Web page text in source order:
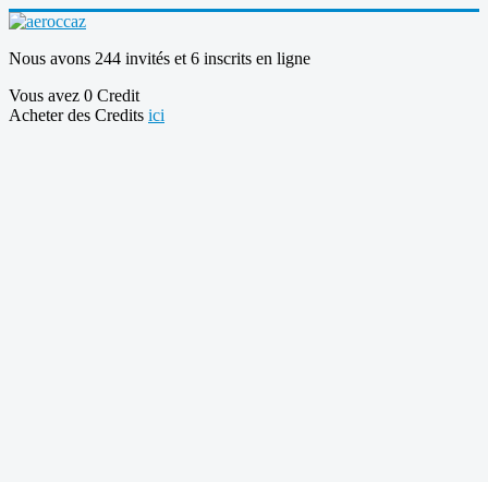
Nous avons 244 invités et 6 inscrits en ligne
Vous avez 0 Credit
Acheter des Credits ici